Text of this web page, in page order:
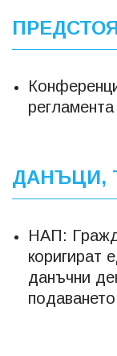
ДАНЪЦИ,
НАП:
коригират
данъчни